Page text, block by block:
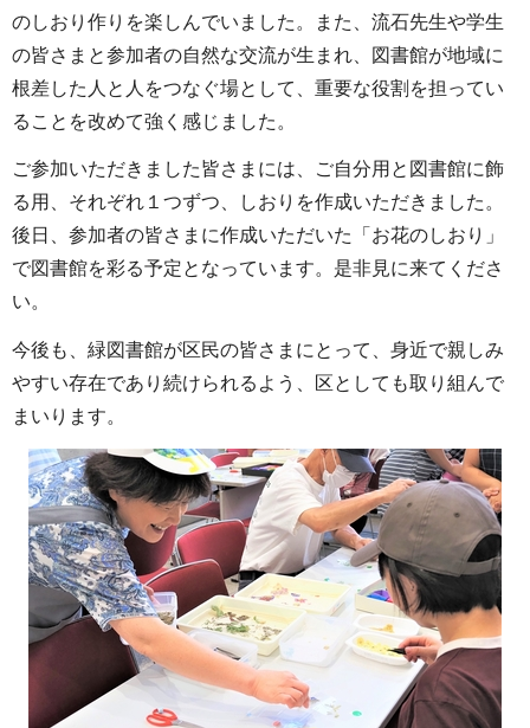
のしおり作りを楽しんでいました。また、流石先生や学生
の皆さまと参加者の自然な交流が生まれ、図書館が地域に
根差した人と人をつなぐ場として、重要な役割を担ってい
ることを改めて強く感じました。
ご参加いただきました皆さまには、ご自分用と図書館に飾
る用、それぞれ１つずつ、しおりを作成いただきました。
後日、参加者の皆さまに作成いただいた「お花のしおり」
で図書館を彩る予定となっています。是非見に来てくださ
い。
今後も、緑図書館が区民の皆さまにとって、身近で親しみ
やすい存在であり続けられるよう、区としても取り組んで
まいります。